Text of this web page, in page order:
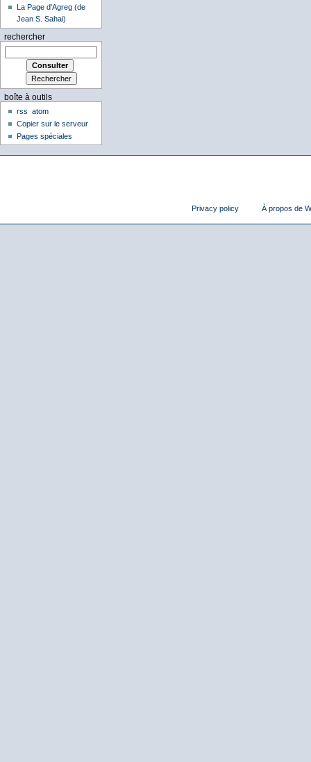
La Page d'Agreg (de
Jean S. Sahai)
rechercher
boîte à outils
rss
atom
Copier sur le serveur
Pages spéciales
Privacy policy À propos de